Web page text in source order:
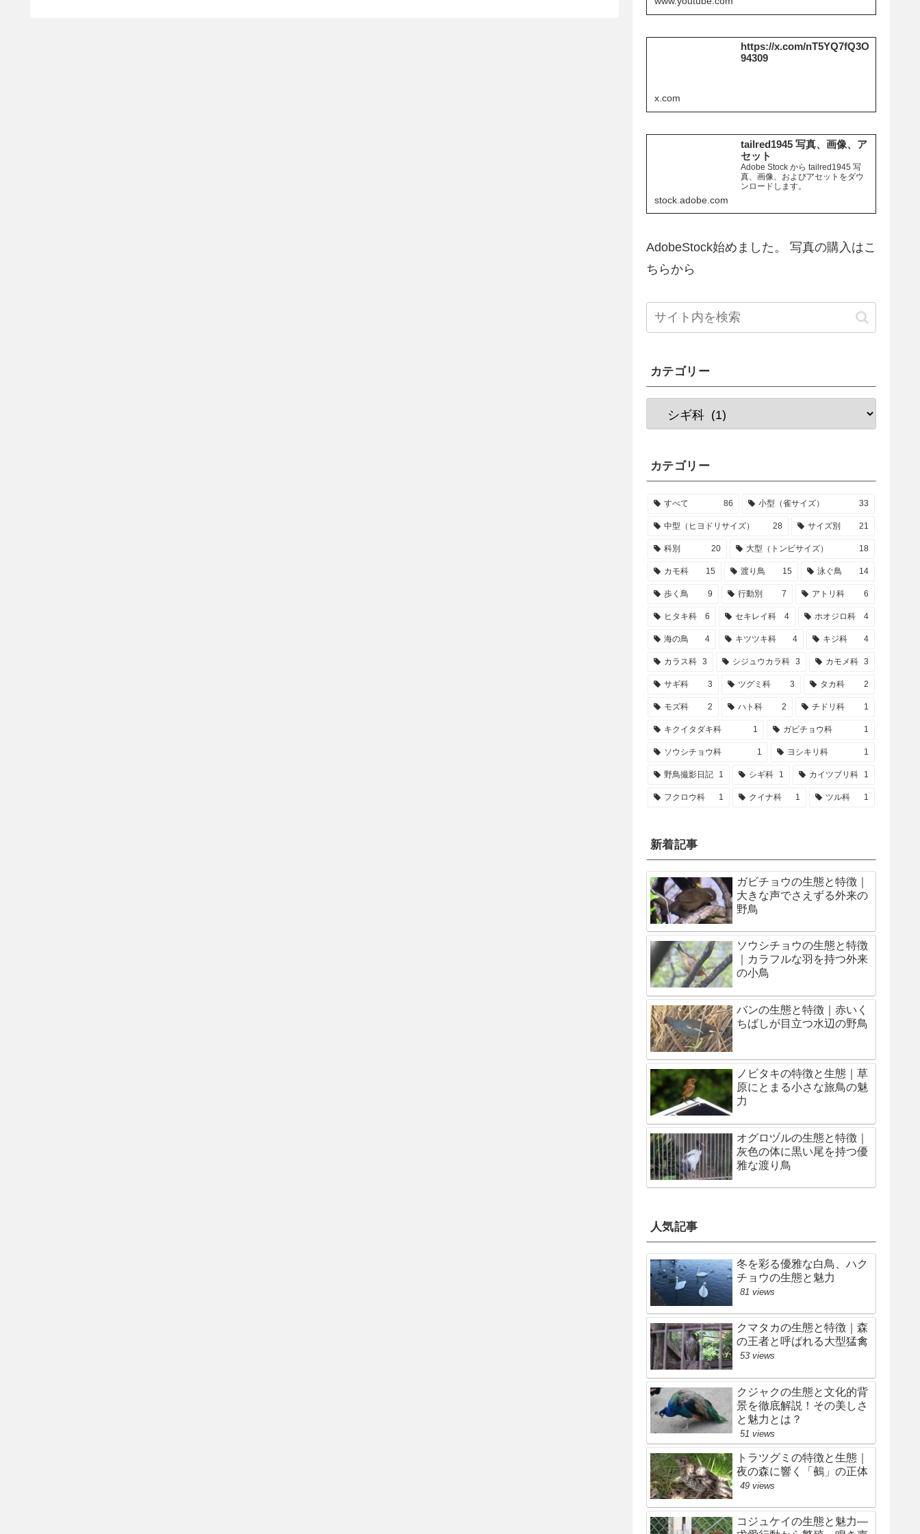
https://x.com/nT5YQ7fQ3O
94309
x.com
tailred1945 写真、画像、ア
セット
Adobe Stock から tailred1945 写
真、画像、およびアセットをダウ
ンロードします。
stock.adobe.com
AdobeStock始めました。 写真の購入はこ
ちらから
カテゴリー
カテゴリー
すべて 86 小型（雀サイズ） 33
中型（ヒヨドリサイズ） 28 サイズ別 21
科別 20 大型（トンビサイズ） 18
カモ科 15 渡り鳥 15 泳ぐ鳥 14
歩く鳥 9 行動別 7 アトリ科 6
ヒタキ科 6 セキレイ科 4 ホオジロ科 4
海の鳥 4 キツツキ科 4 キジ科 4
カラス科 3 シジュウカラ科 3 カモメ科 3
サギ科 3 ツグミ科 3 タカ科 2
モズ科 2 ハト科 2 チドリ科 1
キクイタダキ科 1 ガビチョウ科 1
ソウシチョウ科 1 ヨシキリ科 1
野鳥撮影日記 1 シギ科 1 カイツブリ科 1
フクロウ科 1 クイナ科 1 ツル科 1
新着記事
ガビチョウの生態と特徴｜
大きな声でさえずる外来の
野鳥
ソウシチョウの生態と特徴
｜カラフルな羽を持つ外来
の小鳥
バンの生態と特徴｜赤いく
ちばしが目立つ水辺の野鳥
ノビタキの特徴と生態｜草
原にとまる小さな旅鳥の魅
力
オグロヅルの生態と特徴｜
灰色の体に黒い尾を持つ優
雅な渡り鳥
人気記事
冬を彩る優雅な白鳥、ハク
チョウの生態と魅力
81 views
クマタカの生態と特徴｜森
の王者と呼ばれる大型猛禽
53 views
クジャクの生態と文化的背
景を徹底解説！その美しさ
と魅力とは？
51 views
トラツグミの特徴と生態｜
夜の森に響く「鵺」の正体
49 views
コジュケイの生態と魅力—